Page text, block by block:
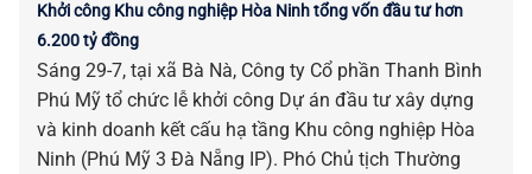
Khởi công Khu công nghiệp Hòa Ninh tổng vốn đầu tư hơn
6.200 tỷ đồng
Sáng 29-7, tại xã Bà Nà, Công ty Cổ phần Thanh Bình
Phú Mỹ tổ chức lễ khởi công Dự án đầu tư xây dựng
và kinh doanh kết cấu hạ tầng Khu công nghiệp Hòa
Ninh (Phú Mỹ 3 Đà Nẵng IP). Phó Chủ tịch Thường